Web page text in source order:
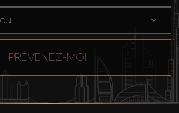
...
PRÉVENEZ-MOI